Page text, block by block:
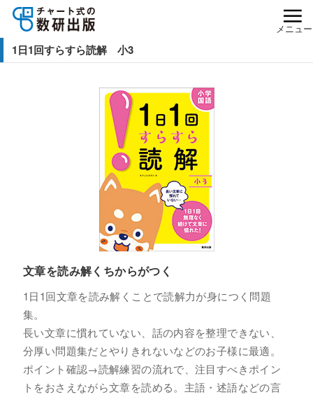
メニュー
1日1回すらすら読解 小3
文章を読み解くちからがつく
1日1回文章を読み解くことで読解力が身につく問題
集。
長い文章に慣れていない、話の内容を整理できない、
分厚い問題集だとやりきれないなどのお子様に最適。
ポイント確認→読解練習の流れで、注目すべきポイン
トをおさえながら文章を読める。主語・述語などの言